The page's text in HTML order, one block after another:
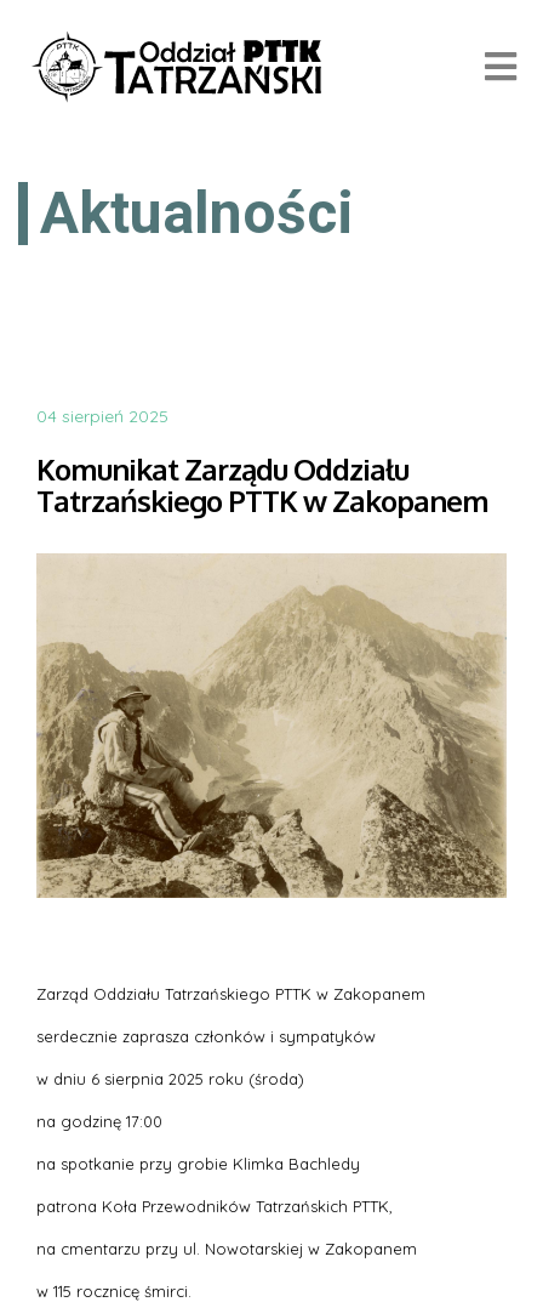
Aktualności
04 sierpień 2025
Komunikat Zarządu Oddziału
Tatrzańskiego PTTK w Zakopanem
Zarząd Oddziału Tatrzańskiego PTTK w Zakopanem
serdecznie zaprasza członków i sympatyków
w dniu 6 sierpnia 2025 roku (środa)
na godzinę 17:00
na spotkanie przy grobie Klimka Bachledy
patrona Koła Przewodników Tatrzańskich PTTK,
na cmentarzu przy ul. Nowotarskiej w Zakopanem
w 115 rocznicę śmirci.